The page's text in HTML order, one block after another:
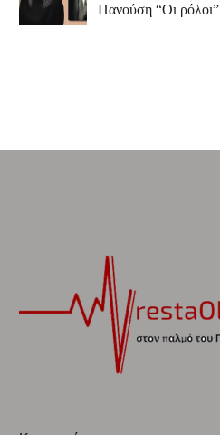
Πανούση “Οι ρόλοι”